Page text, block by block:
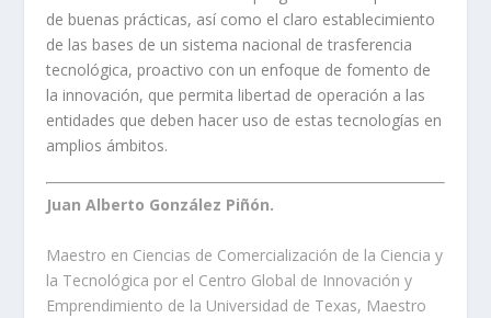
de buenas prácticas, así como el claro establecimiento
de las bases de un sistema nacional de trasferencia
tecnológica, proactivo con un enfoque de fomento de
la innovación, que permita libertad de operación a las
entidades que deben hacer uso de estas tecnologías en
amplios ámbitos.
Juan Alberto González Piñón.
Maestro en Ciencias de Comercialización de la Ciencia y
la Tecnológica por el Centro Global de Innovación y
Emprendimiento de la Universidad de Texas, Maestro